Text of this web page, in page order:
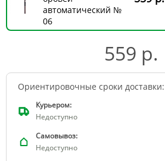
автоматический №
06
559 р.
Ориентировочные сроки доставки:
Курьером:
Недоступно
Самовывоз:
Недоступно